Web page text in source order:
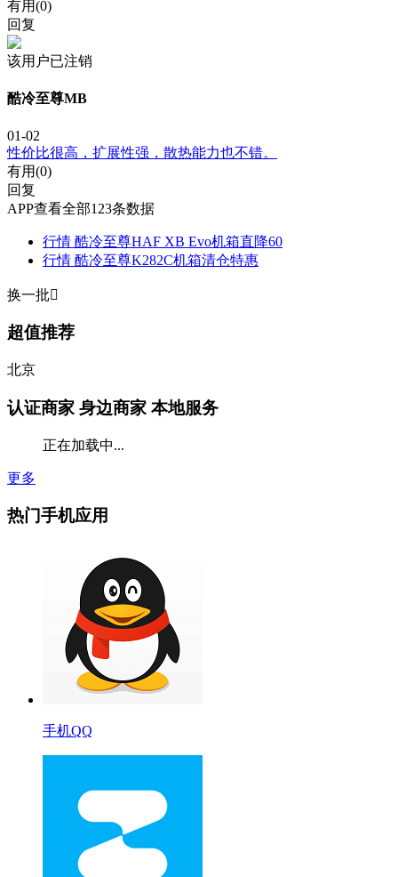
有用(0)
回复
该用户已注销
酷冷至尊MB
01-02
性价比很高，扩展性强，散热能力也不错。
有用(0)
回复
APP查看全部123条数据
行情 酷冷至尊HAF XB Evo机箱直降60
行情 酷冷至尊K282C机箱清仓特惠
换一批
超值推荐
北京
认证商家 身边商家 本地服务
正在加载中...
更多
热门手机应用
手机QQ